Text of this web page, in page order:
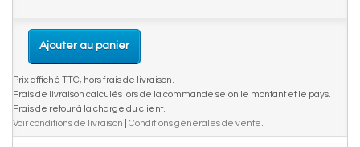
Ajouter au panier
Prix affiché TTC, hors frais de livraison.
Frais de livraison calculés lors de la commande selon le montant et le pays.
Frais de retour à la charge du client.
Voir conditions de livraison
Conditions générales de vente